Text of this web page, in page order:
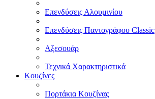
Επενδύσεις Αλουμινίου
Επενδύσεις Παντογράφου Classic
Αξεσουάρ
Τεχνικά Χαρακτηριστικά
Κουζίνες
Πορτάκια Κουζίνας